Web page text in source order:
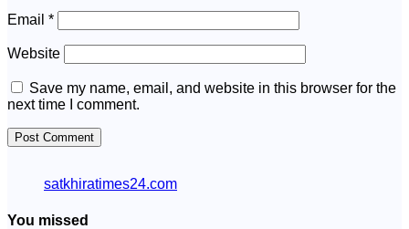
Email *
Website
Save my name, email, and website in this browser for the
next time I comment.
satkhiratimes24.com
You missed